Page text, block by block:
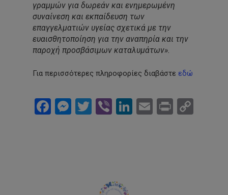
γραμμών για δωρεάν και ενημερωμένη
συναίνεση και εκπαίδευση των
επαγγελματιών υγείας σχετικά με την
ευαισθητοποίηση για την αναπηρία και την
παροχή προσβάσιμων καταλυμάτων».
Για περισσότερες πληροφορίες διαβάστε εδώ
Facebook
Messenger
Twitter
ViberLinkedIn
Email
Print